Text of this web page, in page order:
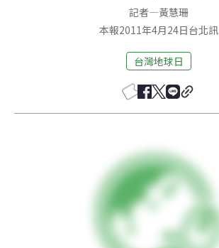
記者—黃慧珊
本報2011年4月24日台北訊
台灣地球日